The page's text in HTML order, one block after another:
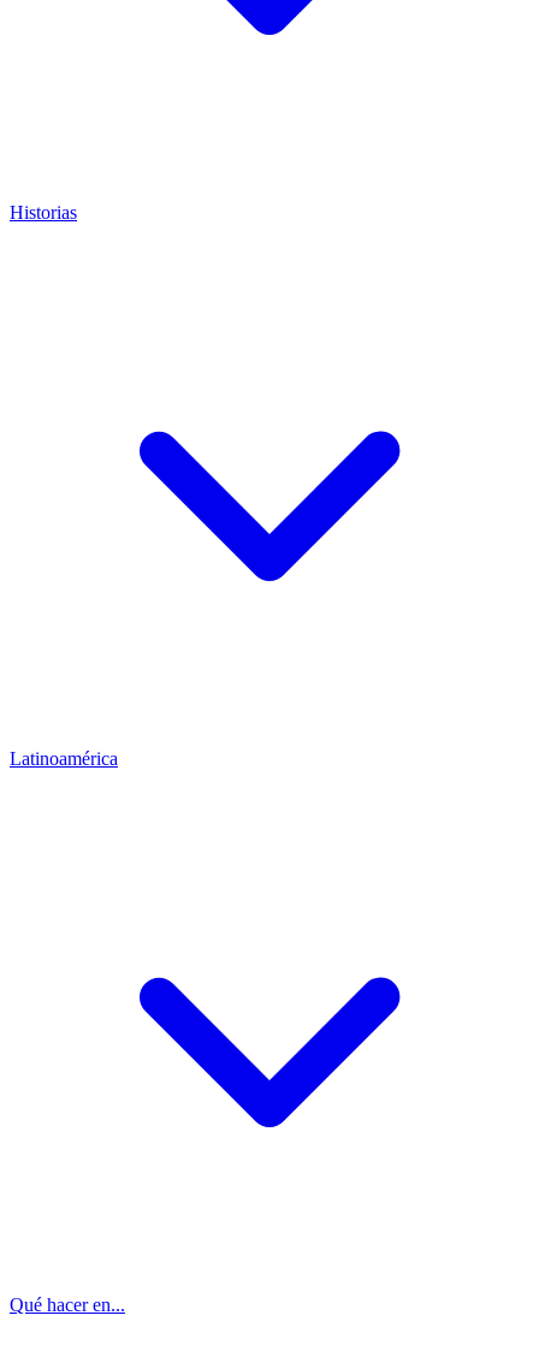
Historias
Latinoamérica
Qué hacer en...